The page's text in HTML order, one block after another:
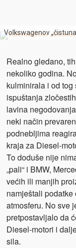
Volkswagenov
Realno gledano,
nekoliko godina.
kulminirala i od
ispuštanja
lavina
neki način
podnebljima
kraja za Diesel-
To doduše nije
„pali“ i BMW,
većih ili manjih
namještali
atmosferu. No sve
pretpostavljalo da
Diesel-motori i
sila.